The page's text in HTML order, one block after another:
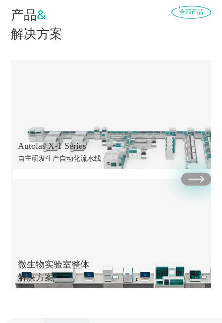
产品&
解决方案
全部产品
列
全自动微生物质谱检测系统
Autolas X-1 Series
自主研发生产自动化流水线
微生物实验室整体
解决方案